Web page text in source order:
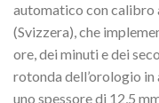
automatico con calibro
(Svizzera), che
ore, dei minuti e dei
rotonda dell’orologio in
uno spessore di 12,5